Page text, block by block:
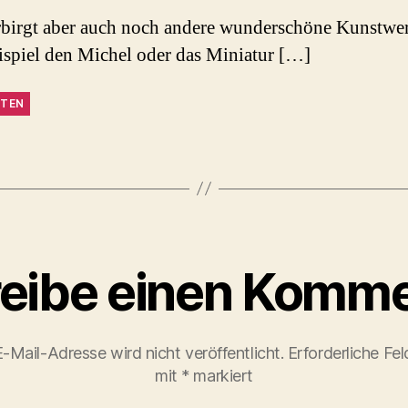
aber auch noch andere wunderschöne
den Michel oder das Miniatur […]
einen
Mail-Adresse wird nicht veröffentlicht. Erforderliche
mit * markiert